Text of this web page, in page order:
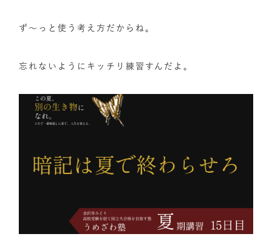
ず～っと使う考え方だからね。
忘れないようにキッチリ練習すんだよ。